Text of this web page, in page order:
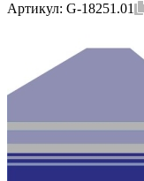
Артикул: G-18251.01